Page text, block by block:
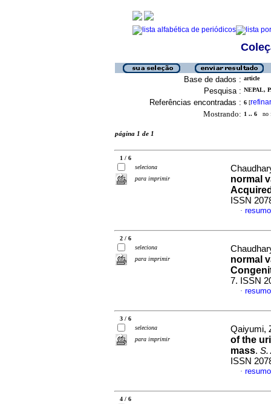
Base de dados : article
Pesquisa : NEPAL,
Referências encontradas : 6 [refinar
Mostrando: 1 .. 6 no
página 1 de 1
1 / 6
seleciona
para imprimir
normal
ISSN
·
2 / 6
seleciona
para imprimir
normal
7. ISSN
·
3 / 6
seleciona
para imprimir
Qaiyumi,
of the
mass. S.
ISSN
·
4 / 6